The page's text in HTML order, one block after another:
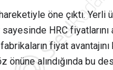
öne çıktı.
HRC
fiyat
önüne alındığında bu